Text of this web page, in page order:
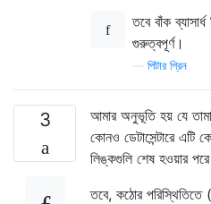
তবে বাঁক
গুরুত্বপূর্ণ।
পিটার গ্রিন
3
আমার অনুভূতি হয় যে
কোনও ডেটাসেন্টারে এটি
লিঙ্কগুলি শেষ হওয়ার
তবে, কঠোর পরিস্থিতিতে